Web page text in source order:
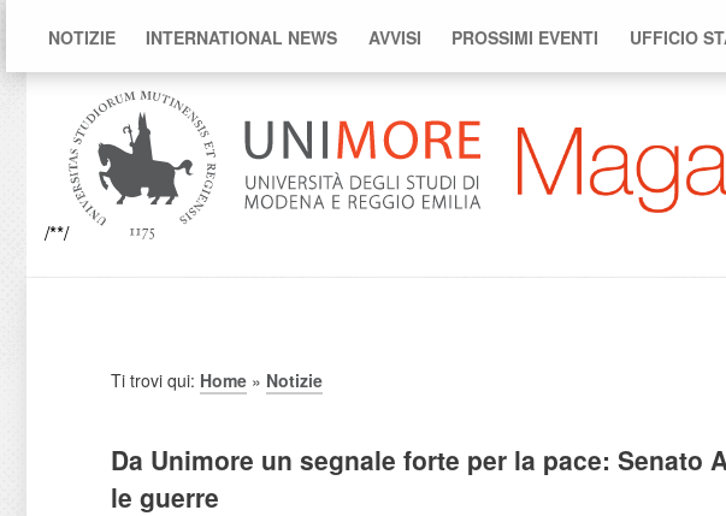
NOTIZIE INTERNATIONAL NEWS AVVISI PROSSIMI EVENTI UFFICIO
/**/
Ti trovi qui: Home » Notizie
Da Unimore un segnale forte per la pace:
le guerre